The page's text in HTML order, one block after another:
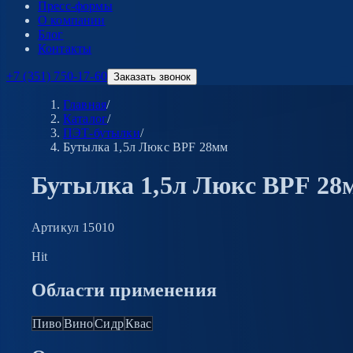
Пресс-формы
О компании
Блог
Контакты
+7 (351) 750-17-60 Заказать звонок
Главная/
Каталог/
ПЭТ-бутылки/
Бутылка 1,5л Люкс BPF 28мм
Бутылка 1,5л Люкс BPF
Артикул 15010
Hit
Области применения
ПивоВиноСидрКвас